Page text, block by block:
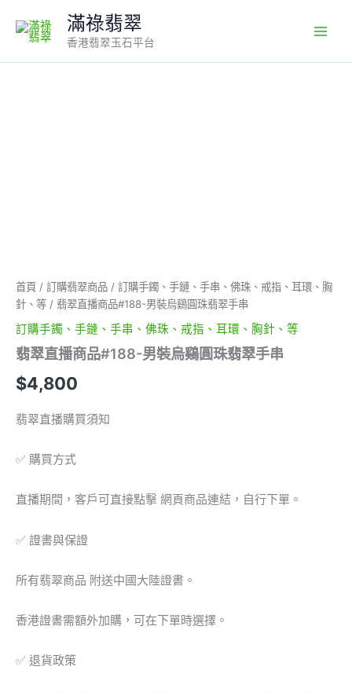
content
滿祿翡翠
香港翡翠玉石平台
首頁 / 訂購翡翠商品 / 訂購手鐲、手鏈、手串、佛珠、戒指、耳環、胸
針、等 / 翡翠直播商品#188-男裝烏鷄圓珠翡翠手串
訂購手鐲、手鏈、手串、佛珠、戒指、耳環、胸針、等
翡翠直播商品#188-男裝烏鷄圓珠翡翠手串
$4,800
翡翠直播購買須知
✅ 購買方式
直播期間，客戶可直接點擊 網頁商品連結，自行下單。
✅ 證書與保證
所有翡翠商品 附送中國大陸證書。
香港證書需額外加購，可在下單時選擇。
✅ 退貨政策
珠
翡
翠
手
串
數
量